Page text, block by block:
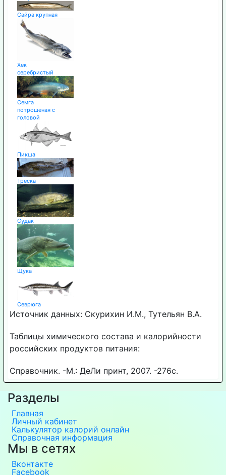
Сайра крупная
Хек
серебристый
Семга
потрошеная с
головой
Пикша
Треска
Судак
Щука
Севрюга
Источник данных: Скурихин И.М., Тутельян В.А.
Таблицы химического состава и калорийности
российских продуктов питания:
Справочник. -М.: ДеЛи принт, 2007. -276с.
Разделы
Главная
Личный кабинет
Калькулятор калорий онлайн
Справочная информация
Мы в сетях
Вконтакте
Facebook